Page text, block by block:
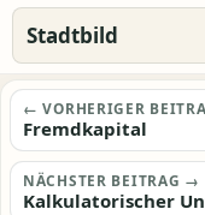
Stadtbild
← VORHERIGER
Fremdkapital
NÄCHSTER BEITRAG →
Kalkulatorischer